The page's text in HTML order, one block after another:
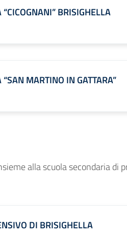
BRISIGHELLA
MARTINO IN GATTARA”
alla scuola secondaria di
DI BRISIGHELLA